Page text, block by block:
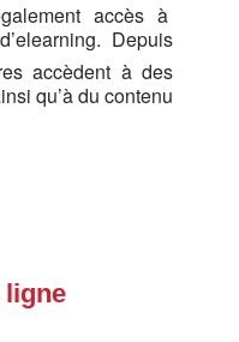
accès à
Depuis
accèdent à des
qu’à du contenu
ligne